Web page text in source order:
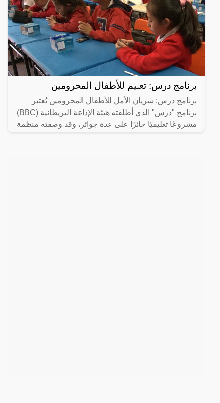
برنامج درس: تعليم للأطفال المحرومين
برنامج درس: شريان الأمل للأطفال المحرومين يُعتبر
برنامج "درس" الذي أطلقته هيئة الإذاعة البريطانية (BBC)
مشروعًا تعليميًا حائزًا على عدة جوائز، وقد وصفته منظمة